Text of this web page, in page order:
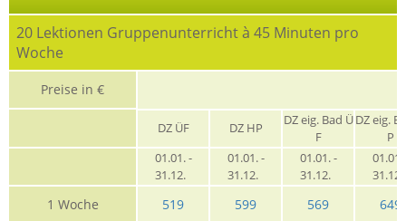
20 Lektionen Gruppenunterricht à 45 Minuten pro
Woche
Preise in €
DZ ÜF DZ HP
DZ eig. Bad Ü
F
DZ eig.
P
01.01. -
31.12.
01.01. -
31.12.
01.01. -
31.12.
01.01.
1 Woche 519 599 569 649